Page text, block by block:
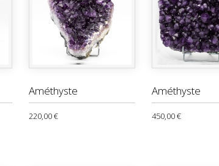
Améthyste
220,00 €
Améthyste
450,00 €